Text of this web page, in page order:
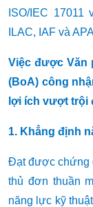
ISO/IEC
ILAC, IAF và
Việc được Văn
(BoA) công
lợi ích vượt trội
1. Khẳng định
Đạt được chứng
thủ đơn thuần
năng lực kỹ